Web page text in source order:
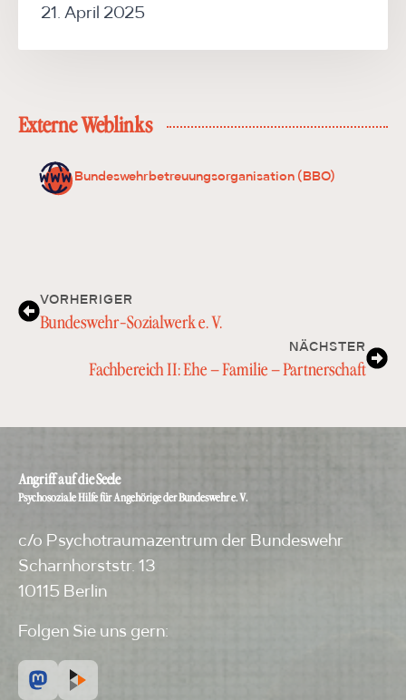
21. April 2025
Externe Weblinks
Bundeswehrbetreuungsorganisation (BBO)
VORHERIGER
Bundeswehr-Sozialwerk e. V.
NÄCHSTER
Fachbereich II: Ehe – Familie – Partnerschaft
Angriff auf die Seele
Psychosoziale Hilfe für Angehörige der Bundeswehr e. V.
c/o Psychotraumazentrum der Bundeswehr
Scharnhorststr. 13
10115 Berlin
Folgen Sie uns gern: